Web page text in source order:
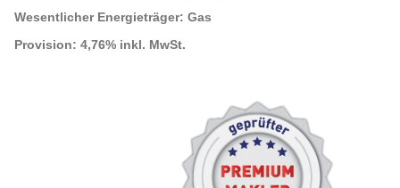
Wesentlicher Energieträger: Gas
Provision: 4,76% inkl. MwSt.